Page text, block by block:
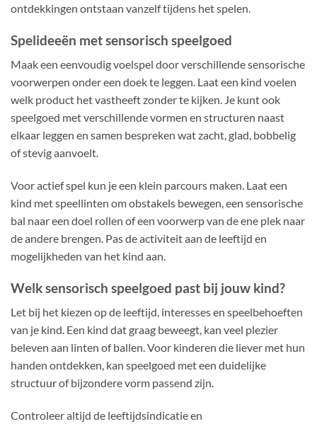
ontdekkingen ontstaan vanzelf tijdens het spelen.
Spelideeën met sensorisch speelgoed
Maak een eenvoudig voelspel door verschillende sensorische
voorwerpen onder een doek te leggen. Laat een kind voelen
welk product het vastheeft zonder te kijken. Je kunt ook
speelgoed met verschillende vormen en structuren naast
elkaar leggen en samen bespreken wat zacht, glad, bobbelig
of stevig aanvoelt.
Voor actief spel kun je een klein parcours maken. Laat een
kind met speellinten om obstakels bewegen, een sensorische
bal naar een doel rollen of een voorwerp van de ene plek naar
de andere brengen. Pas de activiteit aan de leeftijd en
mogelijkheden van het kind aan.
Welk sensorisch speelgoed past bij jouw kind?
Let bij het kiezen op de leeftijd, interesses en speelbehoeften
van je kind. Een kind dat graag beweegt, kan veel plezier
beleven aan linten of ballen. Voor kinderen die liever met hun
handen ontdekken, kan speelgoed met een duidelijke
structuur of bijzondere vorm passend zijn.
Controleer altijd de leeftijdsindicatie en